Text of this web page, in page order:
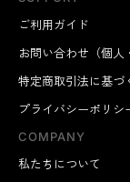
ご利用ガイド
お問い合わせ（個人
特定商取引法に基づ
プライバシーポリシ
COMPANY
私たちについて